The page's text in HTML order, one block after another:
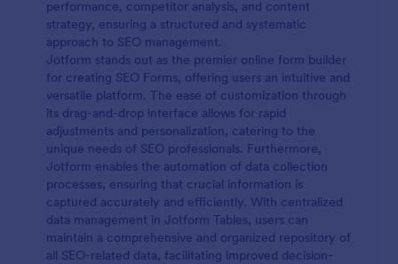
performance, competitor analysis, and content
strategy, ensuring a structured and systematic
approach to SEO management.
Jotform stands out as the premier online form builder
for creating SEO Forms, offering users an intuitive and
versatile platform. The ease of customization through
its drag-and-drop interface allows for rapid
adjustments and personalization, catering to the
unique needs of SEO professionals. Furthermore,
Jotform enables the automation of data collection
processes, ensuring that crucial information is
captured accurately and efficiently. With centralized
data management in Jotform Tables, users can
maintain a comprehensive and organized repository of
all SEO-related data, facilitating improved decision-